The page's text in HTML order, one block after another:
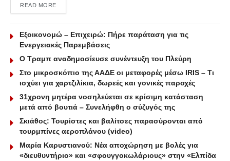
READ MOREDETAILS
Εξοικονομώ – Επιχειρώ: Πήρε παράταση για τις
Ενεργειακές Παρεμβάσεις
Ο Τραμπ αναδημοσίευσε συνέντευξη του Πλεύρη
Στο μικροσκόπιο της ΑΑΔΕ οι μεταφορές μέσω IRIS – Τι
ισχύει για χαρτζιλίκια, δωρεές και γονικές παροχές
31χρονη μητέρα νοσηλεύεται σε κρίσιμη κατάσταση
μετά από βουτιά – Συνελήφθη ο σύζυγός της
Σκιάθος: Τουρίστες και βαλίτσες παρασύρονται από
τουρμπίνες αεροπλάνου (video)
Μαρία Καρυστιανού: Νέα αποχώρηση με βολές για
«διευθυντήριο» και «σφουγγοκωλάριους» στην «Ελπίδα